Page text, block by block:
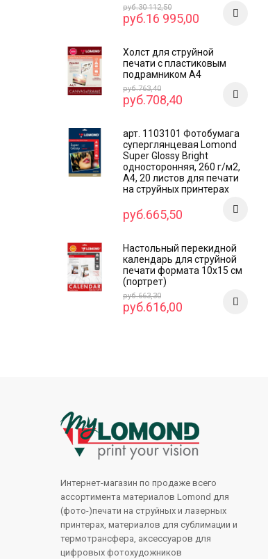
руб.30 112,50
руб.16 995,00
Холст для струйной
печати с пластиковым
подрамником А4
руб.763,40
руб.708,40
арт. 1103101 Фотобумага
суперглянцевая Lomond
Super Glossy Bright
односторонняя, 260 г/м2,
А4, 20 листов для печати
на струйных принтерах
руб.665,50
Настольный перекидной
календарь для струйной
печати формата 10x15 см
(портрет)
руб.663,30
руб.616,00
Интернет-магазин по продаже всего
ассортимента материалов Lomond для
(фото-)печати на струйных и лазерных
принтерах, материалов для сублимации и
термотрансфера, аксессуаров для
цифровых фотохудожников